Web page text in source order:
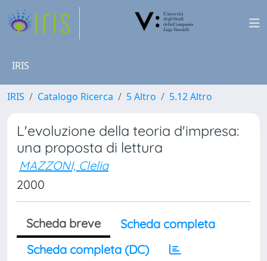
IRIS
IRIS Catalogo Ricerca 5 Altro 5.12 Altro
L'evoluzione della teoria d'impresa:
una proposta di lettura
MAZZONI, Clelia
2000
Scheda breve
Scheda completa
Scheda completa (DC)